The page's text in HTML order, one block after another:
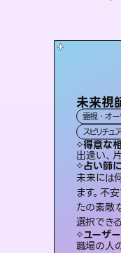
未来視
霊視・オ
スピリチュ
得意な
出逢い、
占い師
未来には
ます。不
たの素敵
選択でき
ユーザ
職場の人
桃
霊
ス
得
片占
恋愛
係」
恋人
寧に
ユ
鑑定
動す